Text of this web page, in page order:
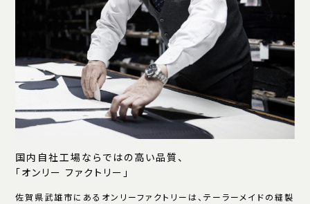
国内自社工場ならではの高い品質、
「オンリー ファクトリー」
佐賀県武雄市にあるオンリーファクトリーは、テーラーメイドの縫製